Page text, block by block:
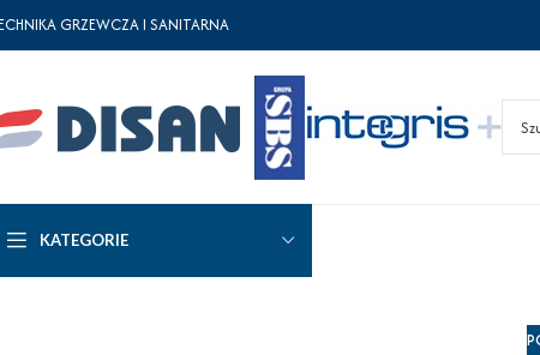
GRZEWCZA I SANITARNA
KATEGORIE